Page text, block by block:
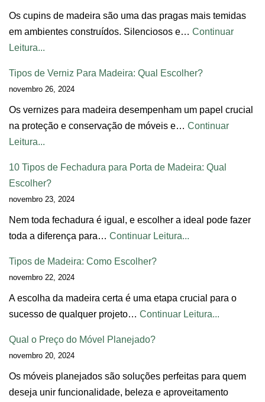
Os cupins de madeira são uma das pragas mais temidas
em ambientes construídos. Silenciosos e… Continuar
Leitura...
Tipos de Verniz Para Madeira: Qual Escolher?
novembro 26, 2024
Os vernizes para madeira desempenham um papel crucial
na proteção e conservação de móveis e… Continuar
Leitura...
10 Tipos de Fechadura para Porta de Madeira: Qual
Escolher?
novembro 23, 2024
Nem toda fechadura é igual, e escolher a ideal pode fazer
toda a diferença para… Continuar Leitura...
Tipos de Madeira: Como Escolher?
novembro 22, 2024
A escolha da madeira certa é uma etapa crucial para o
sucesso de qualquer projeto… Continuar Leitura...
Qual o Preço do Móvel Planejado?
novembro 20, 2024
Os móveis planejados são soluções perfeitas para quem
deseja unir funcionalidade, beleza e aproveitamento